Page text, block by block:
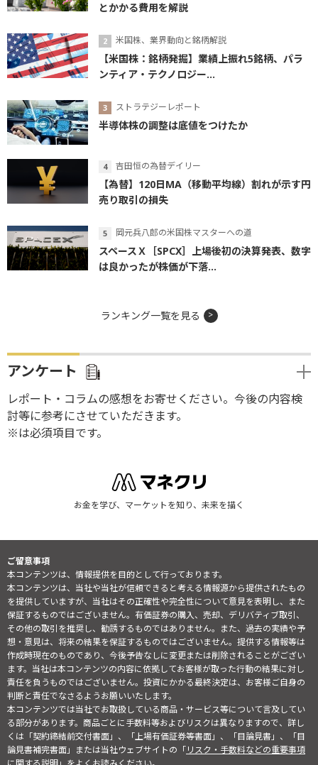
とかかる費用を解説
米国株、業界動向と銘柄解説
【米国株：銘柄発掘】業績上振れ5銘柄、パラ
ンティア・テクノロジー...
ストラテジーレポート
半導体株の調整は底値をつけたか
吉田恒の為替デイリー
【為替】120日MA（移動平均線）割れが示す円
売り取引の損失
岡元兵八郎の米国株マスターへの道
スペースＸ［SPCX］上場後初の決算発表、数字
は良かったが株価が下落...
ランキング一覧を見る
アンケート
レポート・コラムの感想をお寄せください。今後の内容検
討等に参考にさせていただきます。
※は必須項目です。
お金を学び、マーケットを知り、未来を描く
ご留意事項
本コンテンツは、情報提供を目的として行っております。
本コンテンツは、当社や当社が信頼できると考える情報源から提供されたもの
を提供していますが、当社はその正確性や完全性について意見を表明し、また
保証するものではございません。有価証券の購入、売却、デリバティブ取引、
その他の取引を推奨し、勧誘するものではありません。また、過去の実績や予
想・意見は、将来の結果を保証するものではございません。提供する情報等は
作成時現在のものであり、今後予告なしに変更または削除されることがござい
ます。当社は本コンテンツの内容に依拠してお客様が取った行動の結果に対し
責任を負うものではございません。投資にかかる最終決定は、お客様ご自身の
判断と責任でなさるようお願いいたします。
本コンテンツでは当社でお取扱している商品・サービス等について言及してい
る部分があります。商品ごとに手数料等およびリスクは異なりますので、詳し
くは「契約締結前交付書面」、「上場有価証券等書面」、「目論見書」、「目
論見書補完書面」または当社ウェブサイトの「リスク・手数料などの重要事項